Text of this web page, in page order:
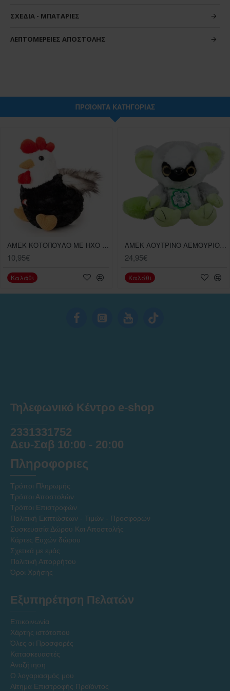
ΣΧΈΔΙΑ - ΜΠΑΤΑΡΊΕΣ
ΛΕΠΤΟΜΈΡΕΙΕΣ ΑΠΟΣΤΟΛΉΣ
ΠΡΟΪΌΝΤΑ ΚΑΤΗΓΟΡΊΑΣ
AMEK ΚΟΤΟΠΟΥΛΟ ΜΕ ΗΧΟ 22ΕΚ.
10,95€
Καλάθι
AMEK ΛΟΥΤΡΙΝΟ ΛΕΜΟΥΡΙΟΣ ΣΕ 3 ΧΡΩΜΑΤΑ 45 ΕΚ 1 ΤΕΜΑΧΙΟ
24,95€
Καλάθι
Τηλεφωνικό Κέντρο e-shop
2331331752
Δευ-Σαβ 10:00 - 20:00
Πληροφοριες
Τρόποι Πληρωμής
Τρόποι Αποστολών
Τρόποι Επιστροφών
Πολιτική Εκπτώσεων - Τιμών - Προσφορών
Συσκευασία Δώρου Και Αποστολής
Κάρτες Ευχών δώρου
Σχετικά με εμάς
Πολιτική Απορρήτου
Όροι Χρήσης
Εξυπηρέτηση Πελατών
Επικοινωνία
Χάρτης ιστότοπου
Όλες οι Προσφορές
Κατασκευαστές
Αναζήτηση
Ο λογαριασμός μου
Αίτημα Επιστροφής Προϊόντος